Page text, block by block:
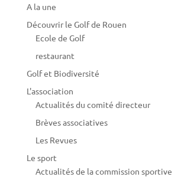
A la une
Découvrir le Golf de Rouen
Ecole de Golf
restaurant
Golf et Biodiversité
L'association
Actualités du comité directeur
Brèves associatives
Les Revues
Le sport
Actualités de la commission sportive